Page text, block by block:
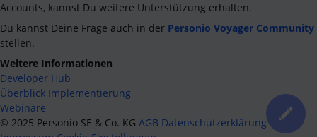
Accounts, kannst Du weitere Unterstützung erhalten.
Du kannst Deine Frage auch in der Personio Voyager Community
stellen.
Weitere Informationen
Developer Hub
Überblick Implementierung
Webinare
© 2025 Personio SE & Co. KG AGB Datenschutzerklärung